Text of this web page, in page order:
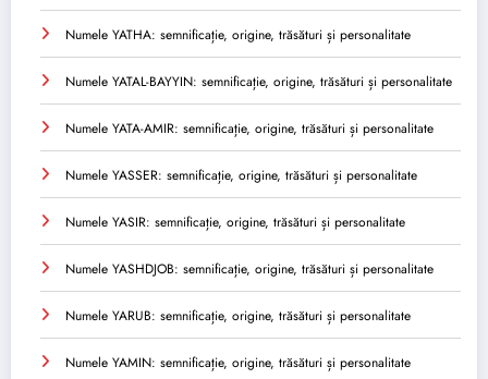
Numele YATHA: semnificație, origine, trăsături și personalitate
Numele YATAL-BAYYIN: semnificație, origine, trăsături și personalitate
Numele YATA-AMIR: semnificație, origine, trăsături și personalitate
Numele YASSER: semnificație, origine, trăsături și personalitate
Numele YASIR: semnificație, origine, trăsături și personalitate
Numele YASHDJOB: semnificație, origine, trăsături și personalitate
Numele YARUB: semnificație, origine, trăsături și personalitate
Numele YAMIN: semnificație, origine, trăsături și personalitate